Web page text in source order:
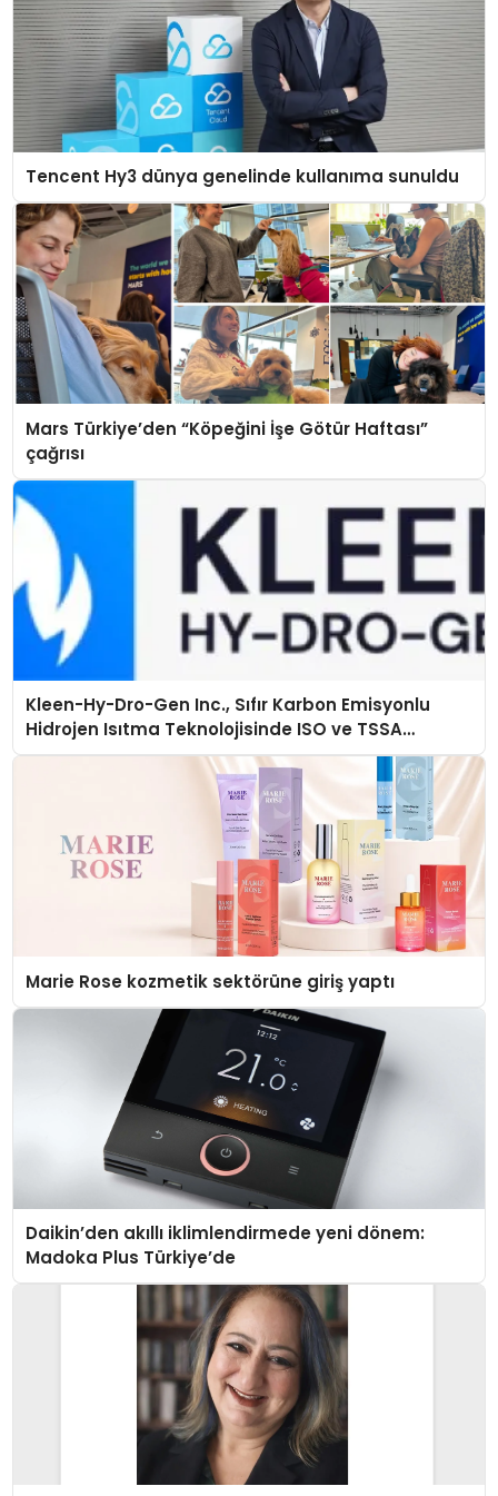
Tencent Hy3 dünya genelinde kullanıma sunuldu
Mars Türkiye’den “Köpeğini İşe Götür Haftası”
çağrısı
Kleen-Hy-Dro-Gen Inc., Sıfır Karbon Emisyonlu
Hidrojen Isıtma Teknolojisinde ISO ve TSSA
Düzenleyici Onaylarını Aldı
Marie Rose kozmetik sektörüne giriş yaptı
Daikin’den akıllı iklimlendirmede yeni dönem:
Madoka Plus Türkiye’de